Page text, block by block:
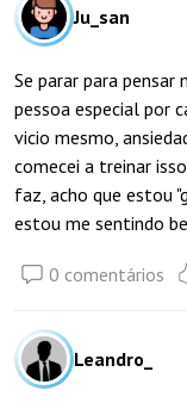
Ju_san
Se parar para
pessoa especial por
vicio mesmo,
comecei a treinar
faz, acho que estou
estou me sentindo
0 comentários
Leandro_